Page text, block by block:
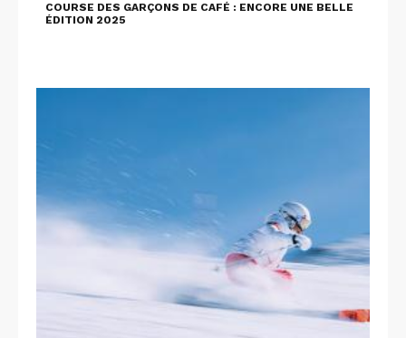
COURSE DES GARÇONS DE CAFÉ : ENCORE UNE BELLE
ÉDITION 2025